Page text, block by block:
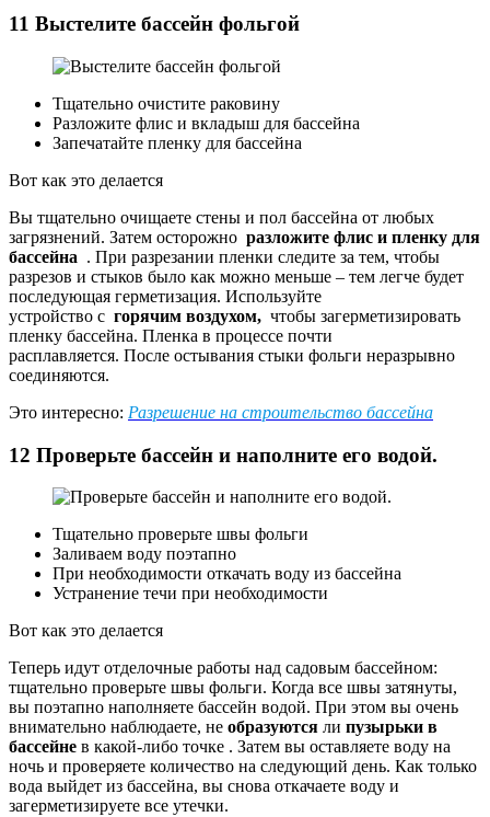
11 Выстелите бассейн фольгой
Тщательно очистите раковину
Разложите флис и вкладыш для бассейна
Запечатайте пленку для бассейна
Вот как это делается
Вы тщательно очищаете стены и пол бассейна от любых
загрязнений. Затем осторожно разложите флис и пленку для
бассейна . При разрезании пленки следите за тем, чтобы
разрезов и стыков было как можно меньше – тем легче будет
последующая герметизация. Используйте
устройство с горячим воздухом, чтобы загерметизировать
пленку бассейна. Пленка в процессе почти
расплавляется. После остывания стыки фольги неразрывно
соединяются.
Это интересно: Разрешение на строительство бассейна
12 Проверьте бассейн и наполните его водой.
Тщательно проверьте швы фольги
Заливаем воду поэтапно
При необходимости откачать воду из бассейна
Устранение течи при необходимости
Вот как это делается
Теперь идут отделочные работы над садовым бассейном:
тщательно проверьте швы фольги. Когда все швы затянуты,
вы поэтапно наполняете бассейн водой. При этом вы очень
внимательно наблюдаете, не образуются ли пузырьки в
бассейне в какой-либо точке . Затем вы оставляете воду на
ночь и проверяете количество на следующий день. Как только
вода выйдет из бассейна, вы снова откачаете воду и
загерметизируете все утечки.